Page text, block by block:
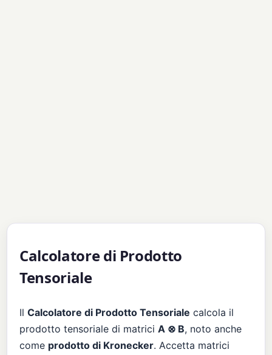
Calcolatore di Prodotto
Tensoriale
IlCalcolatore di Prodotto Tensoriale calcola il
prodotto tensoriale di matriciA ⊗ B, noto anche
come prodotto di Kronecker. Accetta matrici